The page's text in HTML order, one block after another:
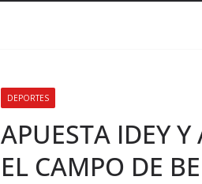
DEPORTES
APUESTA IDEY
EL CAMPO DE